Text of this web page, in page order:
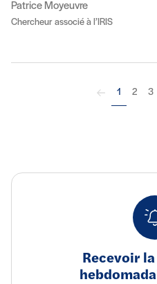
Patrice Moyeuvre
Chercheur associé à l’IRIS
Précédent
1 2 3
Recevoir